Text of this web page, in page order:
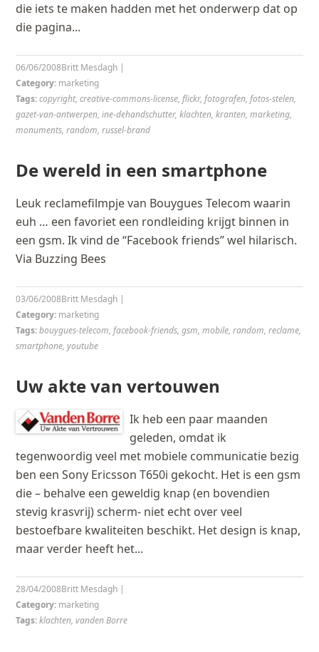
die iets te maken hadden met het onderwerp dat op
die pagina...
Britt Mesdagh |
06/06/2008
Category: marketing
Tags:copyright,creative-commons-license,flickr,fotografen,fotos-stelen,
gazet-van-antwerpen,ine-dehandschutter,klachten,kranten,marketing,
monuments,random,russel-brand
De wereld in een smartphone
Leuk reclamefilmpje van Bouygues Telecom waarin
euh … een favoriet een rondleiding krijgt binnen in
een gsm. Ik vind de “Facebook friends” wel hilarisch.
Via Buzzing Bees
Britt Mesdagh |
03/06/2008
Category: marketing
Tags:bouygues-telecom,facebook-friends,gsm,mobile,random,reclame,
smartphone,youtube
Uw akte van vertouwen
Ik heb een paar maanden
geleden, omdat ik
tegenwoordig veel met mobiele communicatie bezig
ben een Sony Ericsson T650i gekocht. Het is een gsm
die – behalve een geweldig knap (en bovendien
stevig krasvrij) scherm- niet echt over veel
bestoefbare kwaliteiten beschikt. Het design is knap,
maar verder heeft het...
Britt Mesdagh |
28/04/2008
Category: marketing
Tags:klachten,vanden Borre